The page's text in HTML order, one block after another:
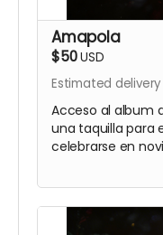
Amapola
$50USD
Estimated delivery
Acceso al album
una taquilla para
celebrarse en